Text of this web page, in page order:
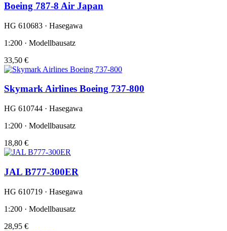
Boeing 787-8 Air Japan
HG 610683 · Hasegawa
1:200 · Modellbausatz
33,50 €
Skymark Airlines Boeing 737-800
HG 610744 · Hasegawa
1:200 · Modellbausatz
18,80 €
JAL B777-300ER
HG 610719 · Hasegawa
1:200 · Modellbausatz
28,95 €